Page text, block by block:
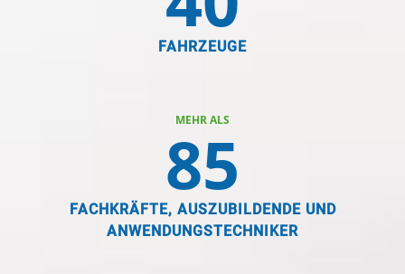
FAHRZEUGE
MEHR ALS
85
FACHKRÄFTE, AUSZUBILDENDE UND
ANWENDUNGSTECHNIKER